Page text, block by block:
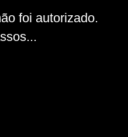
foi autorizado.